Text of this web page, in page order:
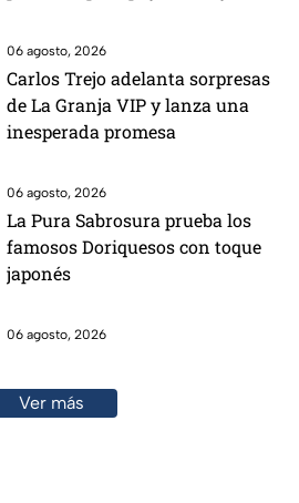
06 agosto, 2026
Carlos Trejo adelanta sorpresas
de La Granja VIP y lanza una
inesperada promesa
06 agosto, 2026
La Pura Sabrosura prueba los
famosos Doriquesos con toque
japonés
06 agosto, 2026
Ver más